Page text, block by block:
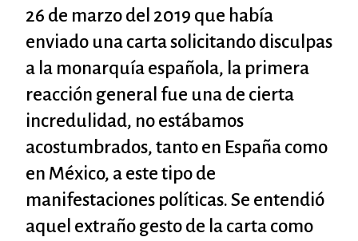
26 de marzo del 2019 que había
enviado una carta solicitando disculpas
a la monarquía española, la primera
reacción general fue una de cierta
incredulidad, no estábamos
acostumbrados, tanto en España como
en México, a este tipo de
manifestaciones políticas. Se entendió
aquel extraño gesto de la carta como